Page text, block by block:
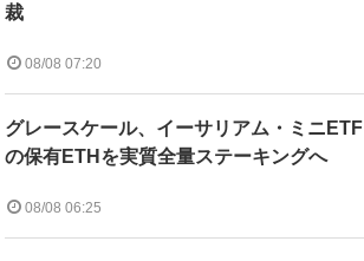
裁
08/08 07:20
グレースケール、イーサリアム・ミニETF
の保有ETHを実質全量ステーキングへ
08/08 06:25